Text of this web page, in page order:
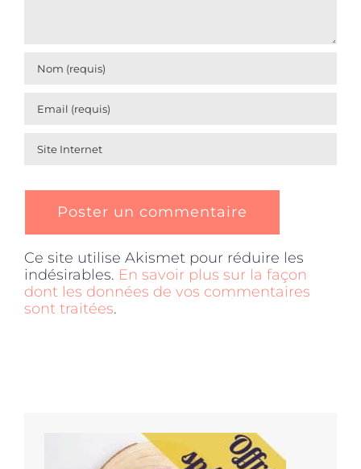
Ce site utilise Akismet pour réduire les
indésirables. En savoir plus sur la façon
dont les données de vos commentaires
sont traitées.